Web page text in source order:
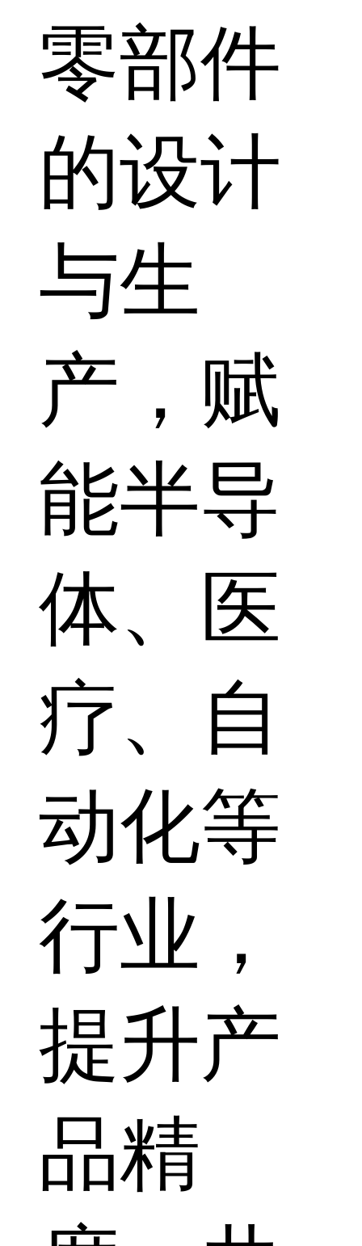
零部件
的设计
与生
产，赋
能半导
体、医
疗、自
动化等
行业，
提升产
品精